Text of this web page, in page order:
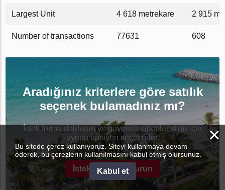
Largest Unit 4 618 metrekare 2 915
Number of transactions 77631 608
Aradığınız kriterlere göre satılık
seçenek bulamadınız mı?
İstek formu doldurun ve güvenilir şirketler sizin için
uygun opsiyon seçecerler.
İstek formu doldurun
×
Bu sitede çerez kullanıyoruz. Siteyi kullanmaya devam
ederek, bu çerezlerin kullanılmasını kabul etmiş olursunuz.
Kabul et